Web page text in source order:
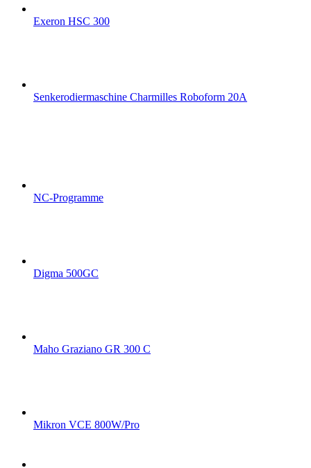
Exeron HSC 300
Senkerodiermaschine Charmilles Roboform 20A
NC-Programme
Digma 500GC
Maho Graziano GR 300 C
Mikron VCE 800W/Pro